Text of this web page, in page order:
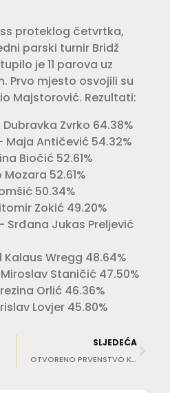
proteklog četvrtka,
parski turnir Bridž
je 11 parova uz
Prvo mjesto osvojili su
Majstorović. Rezultati:
Zvrko 64.38%
Maja Antičević 54.32%
Biočić 52.61%
52.61%
50.34%
Zokić 49.20%
Srđana Jukas Preljević
Kalaus Wregg 48.64%
Staničić 47.50%
Orlić 46.36%
Lovjer 45.80%
SLJEDEĆA
OTVORENO PRVENSTVO Kraljica sportova okupila u Dubrovniku 600 natjecatelja